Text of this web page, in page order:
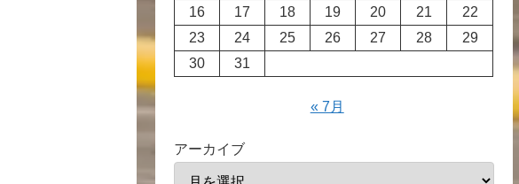
16
17 18 19 20 21
22
23
24 25 26 27 28
29
30
31
« 7月
アーカイブ